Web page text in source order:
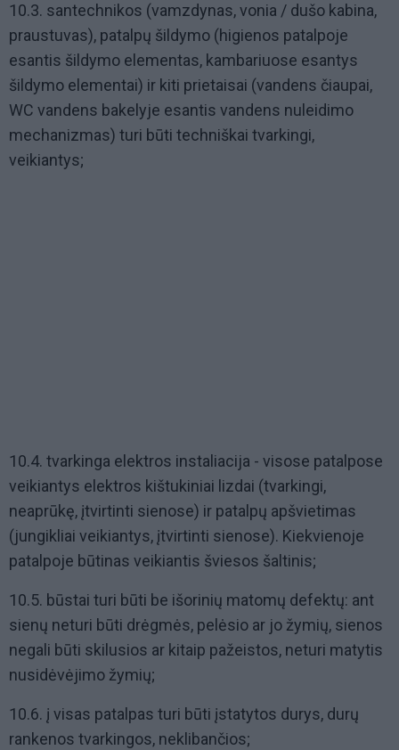
10.3. santechnikos (vamzdynas, vonia / dušo kabina,
praustuvas), patalpų šildymo (higienos patalpoje
esantis šildymo elementas, kambariuose esantys
šildymo elementai) ir kiti prietaisai (vandens čiaupai,
WC vandens bakelyje esantis vandens nuleidimo
mechanizmas) turi būti techniškai tvarkingi,
veikiantys;
10.4. tvarkinga elektros instaliacija - visose patalpose
veikiantys elektros kištukiniai lizdai (tvarkingi,
neaprūkę, įtvirtinti sienose) ir patalpų apšvietimas
(jungikliai veikiantys, įtvirtinti sienose). Kiekvienoje
patalpoje būtinas veikiantis šviesos šaltinis;
10.5. būstai turi būti be išorinių matomų defektų: ant
sienų neturi būti drėgmės, pelėsio ar jo žymių, sienos
negali būti skilusios ar kitaip pažeistos, neturi matytis
nusidėvėjimo žymių;
10.6. į visas patalpas turi būti įstatytos durys, durų
rankenos tvarkingos, neklibančios;